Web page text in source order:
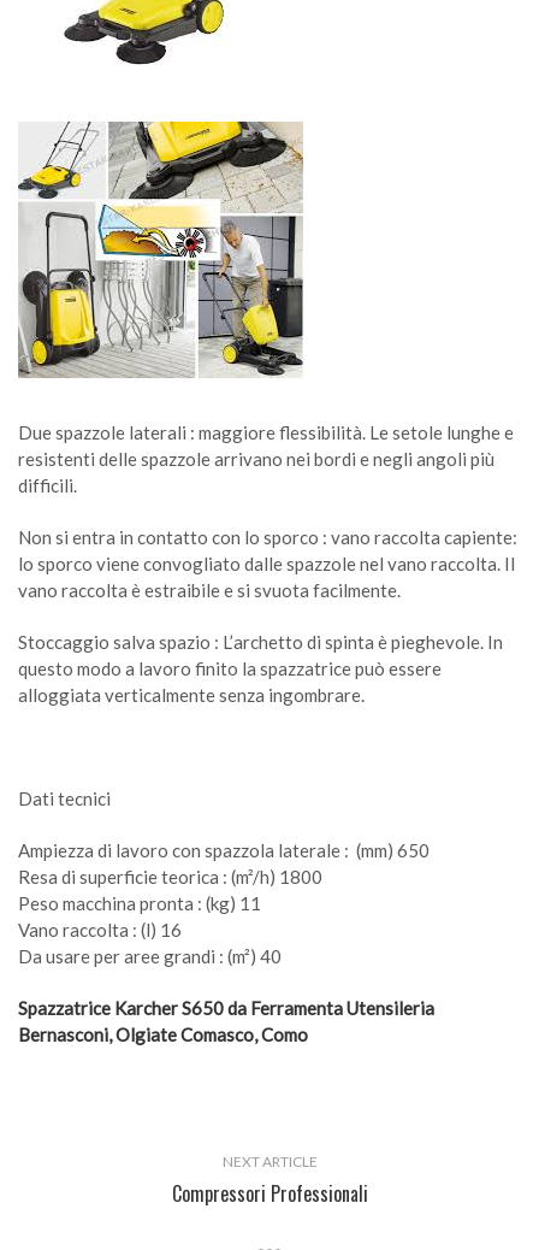
Due spazzole laterali : maggiore flessibilità. Le setole lunghe e
resistenti delle spazzole arrivano nei bordi e negli angoli più
difficili.
Non si entra in contatto con lo sporco : vano raccolta capiente:
lo sporco viene convogliato dalle spazzole nel vano raccolta. Il
vano raccolta è estraibile e si svuota facilmente.
Stoccaggio salva spazio : L’archetto di spinta è pieghevole. In
questo modo a lavoro finito la spazzatrice può essere
alloggiata verticalmente senza ingombrare.
Dati tecnici
Ampiezza di lavoro con spazzola laterale : (mm) 650
Resa di superficie teorica : (m²/h) 1800
Peso macchina pronta : (kg) 11
Vano raccolta : (l) 16
Da usare per aree grandi : (m²) 40
Spazzatrice Karcher S650 da Ferramenta Utensileria
Bernasconi, Olgiate Comasco, Como
NEXT ARTICLE
Compressori Professionali